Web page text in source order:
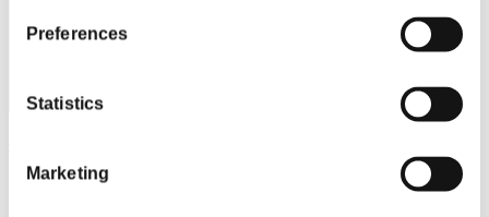
Preferences
Statistics
Marketing
スコア:Lv:1/03'31"12